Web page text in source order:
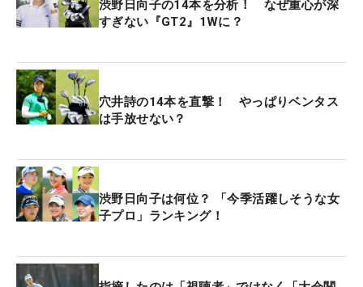
渋野日向子の14本を分析！ なぜ重心が深
すぎない『GT2』1Wに？
穴井詩の14本を直撃！ やっぱりベンタス
は手放せない？
渋野日向子は何位？ 「今季活躍しそうな女
子プロ」ランキング！